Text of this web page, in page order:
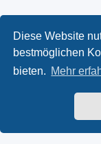
Diese Website
bestmöglichen
bieten. Mehr